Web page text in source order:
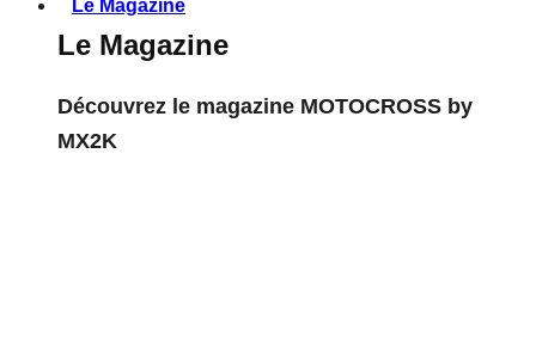
Le Magazine
Le Magazine
Découvrez le magazine MOTOCROSS by
MX2K